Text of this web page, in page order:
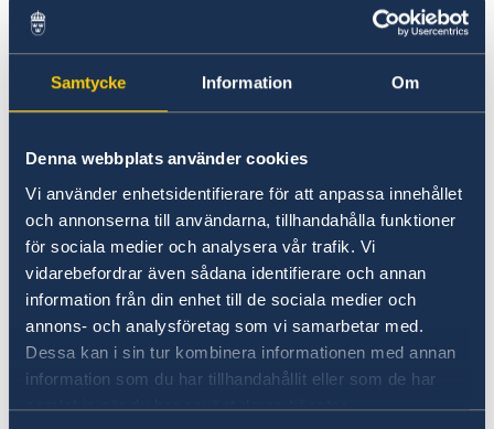
Samtycke Information Om
Denna webbplats använder cookies
Vi använder enhetsidentifierare för att anpassa innehållet
och annonserna till användarna, tillhandahålla funktioner
för sociala medier och analysera vår trafik. Vi
vidarebefordrar även sådana identifierare och annan
information från din enhet till de sociala medier och
annons- och analysföretag som vi samarbetar med.
Dessa kan i sin tur kombinera informationen med annan
information som du har tillhandahållit eller som de har
samlat in när du har använt deras tjänster.
Geschäftspartnerschaften mit
Schweden
Hier finden Sie umfassende Informationen zu
Zum Weiterlesen